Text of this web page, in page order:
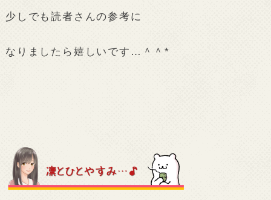
少しでも読者さんの参考に
なりましたら嬉しいです…＾＾*